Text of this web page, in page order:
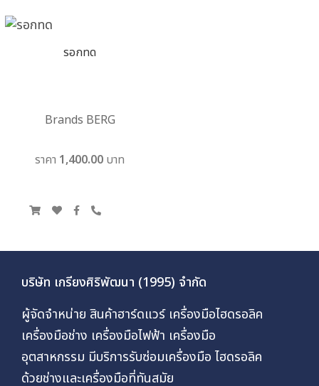
รอกทด
Brands BERG
ราคา 1,400.00 บาท
บริษัท เกรียงศิริพัฒนา (1995) จำกัด
ผู้จัดจำหน่าย สินค้าฮาร์ดแวร์ เครื่องมือไฮดรอลิค
เครื่องมือช่าง เครื่องมือไฟฟ้า เครื่องมือ
อุตสาหกรรม มีบริการรับซ่อมเครื่องมือ ไฮดรอลิค
ด้วยช่างและเครื่องมือที่ทันสมัย